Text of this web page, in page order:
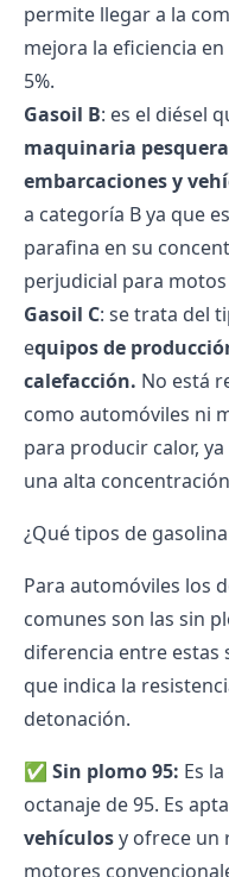
permite llegar a la
mejora la eficiencia
5%.
Gasoil B: es el diésel
maquinaria
embarcaciones y
a categoría B ya que
parafina en su
perjudicial para motos
Gasoil C: se trata del
equipos de
calefacción. No está
como automóviles ni
para producir calor,
una alta
¿Qué tipos de
Para automóviles los
comunes son las sin
diferencia entre estas
que indica la
detonación.
✅ Sin plomo 95: Es la
octanaje de 95. Es
vehículosy ofrece un
motores